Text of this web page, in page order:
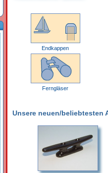
Endkappen
Ferngläser
Unsere neuen/beliebtesten